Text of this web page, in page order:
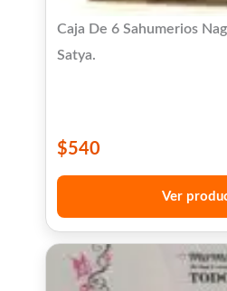
Caja De 6 Sahumerios
Satya.
$540
Ver